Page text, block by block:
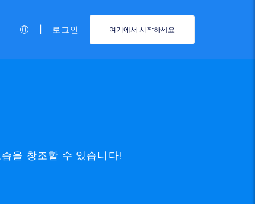
로그인 여기에서 시작하세요
을 창조할 수 있습니다!